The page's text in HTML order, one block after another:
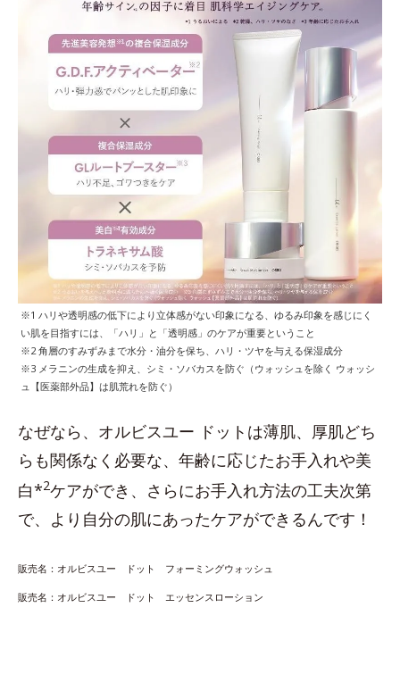
※1 ハリや透明感の低下により立体感がない印象になる、ゆるみ印象を感じにく
い肌を目指すには、「ハリ」と「透明感」のケアが重要ということ
※2 角層のすみずみまで水分・油分を保ち、ハリ・ツヤを与える保湿成分
※3 メラニンの生成を抑え、シミ・ソバカスを防ぐ（ウォッシュを除く ウォッシ
ュ【医薬部外品】は肌荒れを防ぐ）
なぜなら、オルビスユー ドットは薄肌、厚肌どち
らも関係なく必要な、年齢に応じたお手入れや美
白*2ケアができ、さらにお手入れ方法の工夫次第
で、より自分の肌にあったケアができるんです！
販売名：オルビスユー ドット フォーミングウォッシュ
販売名：オルビスユー ドット エッセンスローション